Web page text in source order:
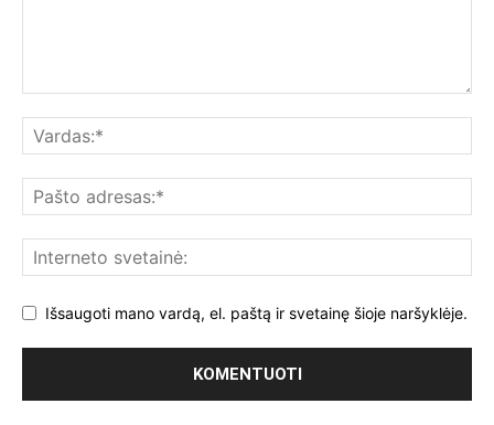
Išsaugoti mano vardą, el. paštą ir svetainę šioje naršyklėje.